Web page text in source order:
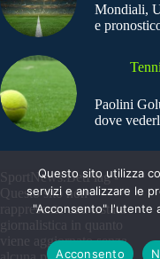
Mondiali,
e
Paolini
dove
SportNews.BetFlag -
Questo sito non
rappresenta una testata
giornalistica in quanto
viene aggiornato senza
Questo sito utilizza
servizi e analizzare le
"Acconsento" l'utente
Acconsento